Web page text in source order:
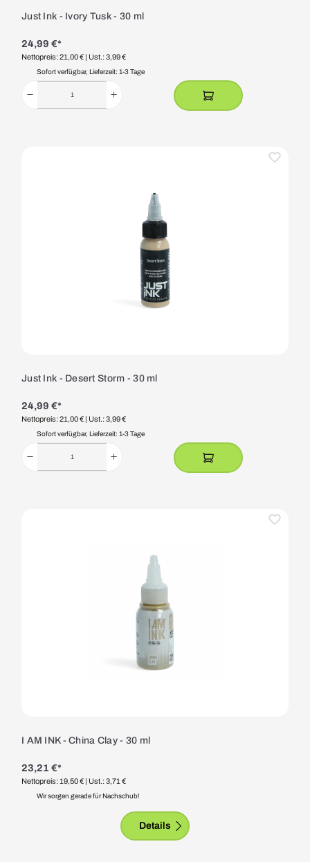
Just Ink - Ivory Tusk - 30 ml
24,99 €*
Nettopreis: 21,00 € | Ust.: 3,99 €
Sofort verfügbar, Lieferzeit: 1-3 Tage
Just Ink - Desert Storm - 30 ml
24,99 €*
Nettopreis: 21,00 € | Ust.: 3,99 €
Sofort verfügbar, Lieferzeit: 1-3 Tage
I AM INK - China Clay - 30 ml
23,21 €*
Nettopreis: 19,50 € | Ust.: 3,71 €
Wir sorgen gerade für Nachschub!
Details